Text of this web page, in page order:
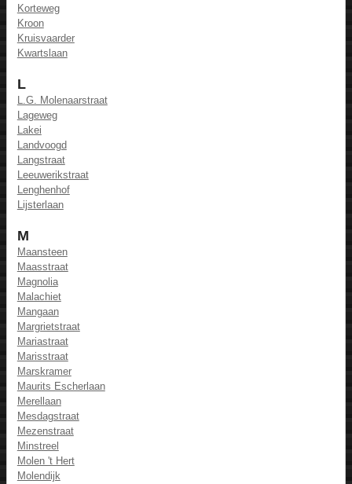
Korteweg
Kroon
Kruisvaarder
Kwartslaan
L
L.G. Molenaarstraat
Lageweg
Lakei
Landvoogd
Langstraat
Leeuwerikstraat
Lenghenhof
Lijsterlaan
M
Maansteen
Maasstraat
Magnolia
Malachiet
Mangaan
Margrietstraat
Mariastraat
Marisstraat
Marskramer
Maurits Escherlaan
Merellaan
Mesdagstraat
Mezenstraat
Minstreel
Molen 't Hert
Molendijk